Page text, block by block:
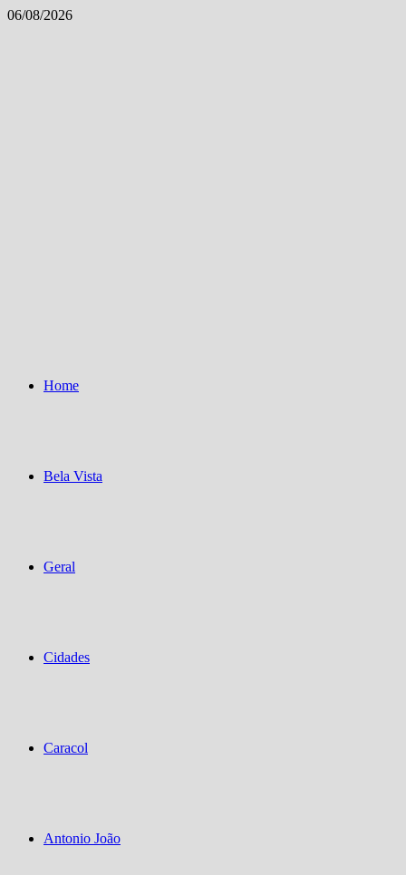
Skip
06/08/2026
Home
Bela Vista
Geral
Cidades
Caracol
Antonio João